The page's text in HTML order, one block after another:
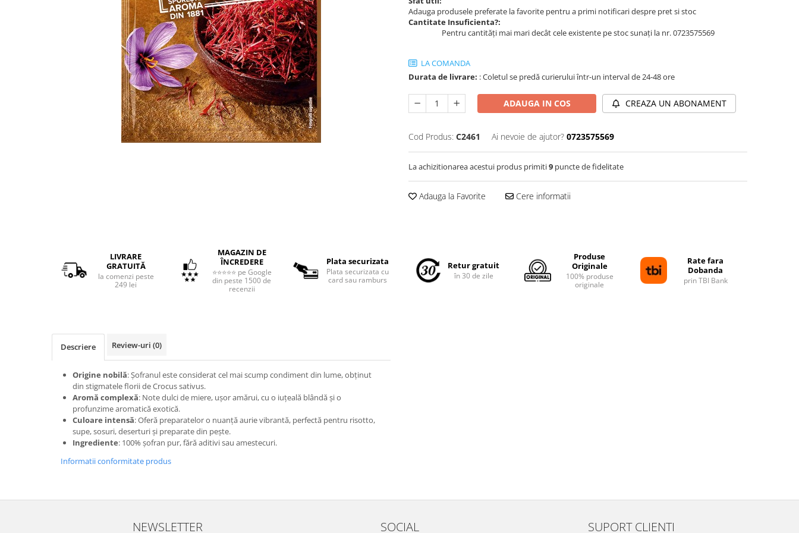
Adauga produsele preferate la favorite pentru a primi notificari despre pret si stoc
Cantitate Insuficienta?:
Pentru cantități mai mari decât cele existente pe stoc sunați la nr. 0723575569
LA COMANDA
Durata de livrare: : Coletul se predă curierului într-un interval de 24-48 ore
ADAUGA IN COS CREAZA UN ABONAMENT
Cod Produs: C2461 Ai nevoie de ajutor? 0723575569
La achizitionarea acestui produs primiti9 puncte de fidelitate
Adauga la Favorite Cere informatii
LIVRARE
GRATUITĂ
la comenzi peste
249 lei
MAGAZIN DE
ÎNCREDERE
⭐⭐⭐⭐⭐ pe Google
din peste 1500 de
recenzii
Plata securizata
Plata securizata cu
card sau ramburs
Retur gratuit
în 30 de zile
Produse
Originale
100% produse
originale
Rate fara
Dobanda
prin TBI Bank
Descriere Review-uri (0)
Origine nobilă: Șofranul este considerat cel mai scump condiment din lume, obținut
din stigmatele florii de Crocus sativus.
Aromă complexă: Note dulci de miere, ușor amărui, cu o iuțeală blândă și o
profunzime aromatică exotică.
Culoare intensă: Oferă preparatelor o nuanță aurie vibrantă, perfectă pentru risotto,
supe, sosuri, deserturi și preparate din pește.
Ingrediente: 100% șofran pur, fără aditivi sau amestecuri.
Informatii conformitate produs
NEWSLETTER SOCIAL SUPORT CLIENTI